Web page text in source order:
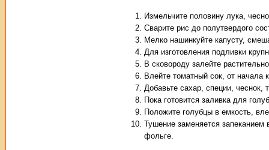
Измельчите половину лука,
Сварите рис до полутвердого
Мелко нашинкуйте капусту,
Для изготовления подливки
В сковороду залейте
Влейте томатный сок, от начала
Добавьте сахар, специи, чеснок,
Пока готовится заливка для
Положите голубцы в емкость,
Тушение заменяется
фольге.